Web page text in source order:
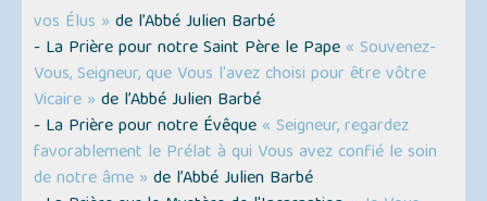
vos Élus » de l’Abbé Julien Barbé
- La Prière pour notre Saint Père le Pape « Souvenez-
Vous, Seigneur, que Vous l'avez choisi pour être vôtre
Vicaire » de l’Abbé Julien Barbé
- La Prière pour notre Évêque « Seigneur, regardez
favorablement le Prélat à qui Vous avez confié le soin
de notre âme » de l’Abbé Julien Barbé